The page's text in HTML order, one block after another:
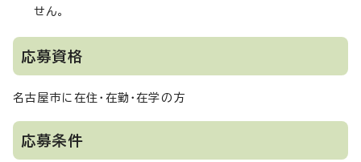
せん。
応募資格
名古屋市に在住・在勤・在学の方
応募条件